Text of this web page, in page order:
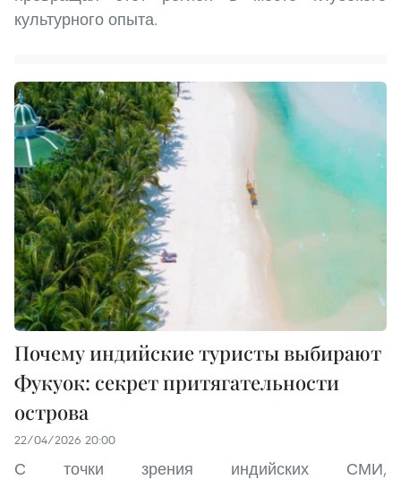
культурного опыта.
Почему индийские туристы выбирают
Фукуок: секрет притягательности
острова
22/04/2026 20:00
С точки зрения индийских СМИ,